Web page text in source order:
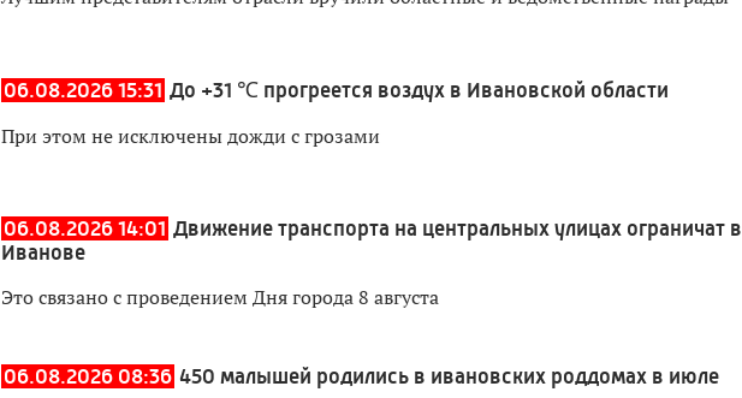
06.08.2026 15:31 До +31 ℃ прогреется воздух в Ивановской области
При этом не исключены дожди с грозами
06.08.2026 14:01 Движение транспорта на центральных улицах ограничат в
Иванове
Это связано с проведением Дня города 8 августа
06.08.2026 08:36 450 малышей родились в ивановских роддомах в июле